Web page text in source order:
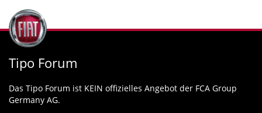
Tipo Forum
Das Tipo Forum ist KEIN offizielles Angebot der FCA Group
Germany AG.